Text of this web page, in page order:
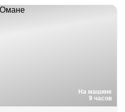
На машине
9 часов